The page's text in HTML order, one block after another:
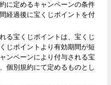
に定めるキャンペーンの条件
経過後に宝くじポイントを付
る宝くじポイントは、宝くじ
じポイントより有効期間が短
ンペーンにより付与される宝
個別規約にて定めるものとし